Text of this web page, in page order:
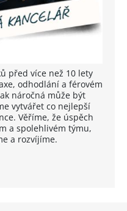
před více než 10 lety
odhodlání a férovém
náročná může být
vytvářet co nejlepší
Věříme, že úspěch
a spolehlivém týmu,
a rozvíjíme.